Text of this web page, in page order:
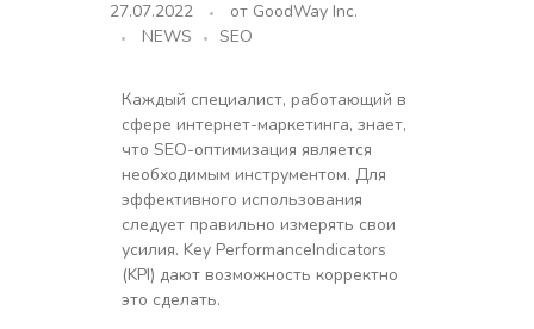
27.07.2022 от GoodWay Inc.
NEWS
SEO
Каждый специалист, работающий в
сфере интернет-маркетинга, знает,
что SEO-оптимизация является
необходимым инструментом. Для
эффективного использования
следует правильно измерять свои
усилия. Key PerformanceIndicators
(KPI) дают возможность корректно
это сделать.